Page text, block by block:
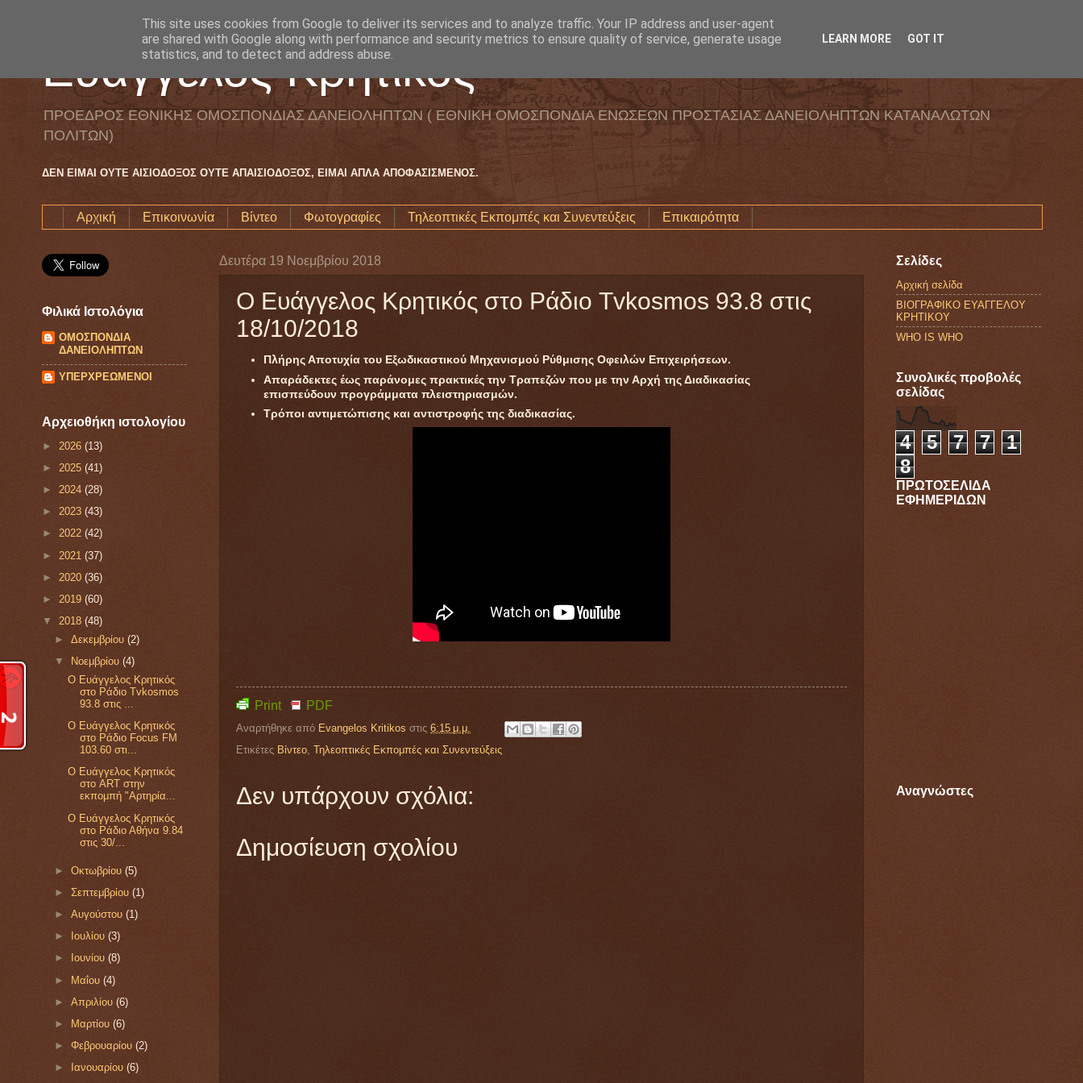
Ευάγγελος Κρητικός
ΠΡΟΕΔΡΟΣ ΕΘΝΙΚΗΣ ΟΜΟΣΠΟΝΔΙΑΣ ΔΑΝΕΙΟΛΗΠΤΩΝ ( ΕΘΝΙΚΗ ΟΜΟΣΠΟΝΔΙΑ ΕΝΩΣΕΩΝ ΠΡΟΣΤΑΣΙΑΣ ΔΑΝΕΙΟΛΗΠΤΩΝ ΚΑΤΑΝΑΛΩΤΩΝ
ΠΟΛΙΤΩΝ)
ΔΕΝ ΕΙΜΑΙ ΟΥΤΕ ΑΙΣΙΟΔΟΞΟΣ ΟΥΤΕ ΑΠΑΙΣΙΟΔΟΞΟΣ, ΕΙΜΑΙ ΑΠΛΑ ΑΠΟΦΑΣΙΣΜΕΝΟΣ.
Αρχική Επικοινωνία Βίντεο Φωτογραφίες Τηλεοπτικές Εκπομπές και Συνεντεύξεις Επικαιρότητα
Δευτέρα 19 Νοεμβρίου 2018
Ο Ευάγγελος Κρητικός στο Ράδιο Tvkosmos 93.8 στις
18/10/2018
Πλήρης Αποτυχία του Εξωδικαστικού Μηχανισμού Ρύθμισης Οφειλών Επιχειρήσεων.
Απαράδεκτες έως παράνομες πρακτικές την Τραπεζών που με την Αρχή της Διαδικασίας
επισπεύδουν προγράμματα πλειστηριασμών.
Τρόποι αντιμετώπισης και αντιστροφής της διαδικασίας.
Print PDF
Αναρτήθηκε από Evangelos Kritikos στις 6:15 μ.μ.
Ετικέτες Βίντεο Τηλεοπτικές Εκπομπές και Συνεντεύξεις
Δεν υπάρχουν σχόλια:
Δημοσίευση σχολίου
Φιλικά Ιστολόγια
ΟΜΟΣΠΟΝΔΙΑ
ΔΑΝΕΙΟΛΗΠΤΩΝ
ΥΠΕΡΧΡΕΩΜΕΝΟΙ
Αρχειοθήκη ιστολογίου
► 2026 (13)
► 2025 (41)
► 2024 (28)
► 2023 (43)
► 2022 (42)
► 2021 (37)
► 2020 (36)
► 2019 (60)
▼ 2018 (48)
►Δεκεμβρίου(2)
▼
Νοεμβρίου(4)
Ο Ευάγγελος Κρητικός
στο Ράδιο Tvkosmos
93.8 στις ...
Ο Ευάγγελος Κρητικός
στο Ράδιο Focus FM
103.60 στι...
Ο Ευάγγελος Κρητικός
στο ART στην
εκπομπή "Αρτηρία...
Ο Ευάγγελος Κρητικός
στο Ράδιο Αθήνα 9.84
στις 30/...
►Οκτωβρίου(5)
►Σεπτεμβρίου(1)
►Αυγούστου(1)
►
Ιουλίου(3)
►
Ιουνίου(8)
► Μαΐου(4)
►Απριλίου(6)
►
Μαρτίου(6)
►Φεβρουαρίου(2)
►
Ιανουαρίου(6)
Σελίδες
Αρχική σελίδα
ΒΙΟΓΡΑΦΙΚΟ ΕΥΑΓΓΕΛΟΥ
ΚΡΗΤΙΚΟΥ
WHO IS WHO
Συνολικές προβολές
σελίδας
4 5 7 7
1
8
ΠΡΩΤΟΣΕΛΙΔΑ
ΕΦΗΜΕΡΙΔΩΝ
Αναγνώστες
This site uses cookies from Google to deliver its services and to analyze traffic. Your IP address and user-agent
are shared with Google along with performance and security metrics to ensure quality of service, generate usage
statistics, and to detect and address abuse.
LEARN MORE GOT IT